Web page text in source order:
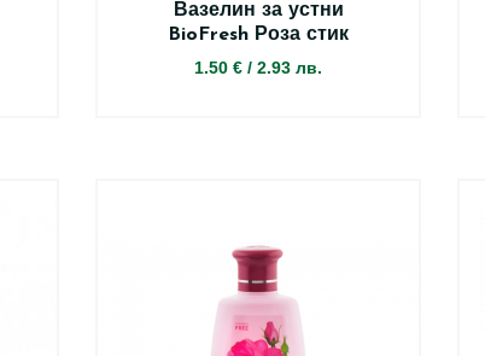
Вазелин за устни
BioFresh Роза стик
1.50 € / 2.93 лв.